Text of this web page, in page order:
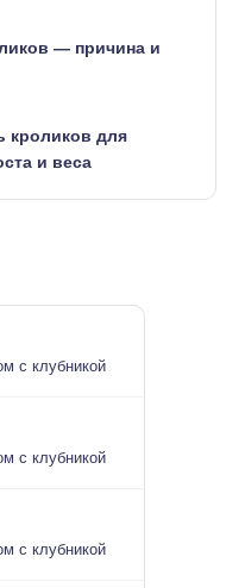
— причина и
кроликов для
и веса
с клубникой
с клубникой
с клубникой